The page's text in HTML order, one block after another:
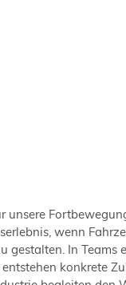
wenn
In
konkrete